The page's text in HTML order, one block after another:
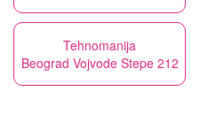
Tehnomanija
Beograd Vojvode Stepe 212